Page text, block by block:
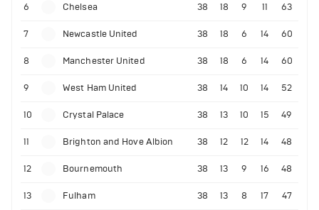
6 Chelsea 38 18 9 11 63
7 Newcastle United 38 18 6 14 60
8 Manchester United 38 18 6 14 60
9 West Ham United 38 14 10 14 52
10 Crystal Palace 38 13 10 15 49
11 Brighton and Hove Albion 38 12 12 14 48
12 Bournemouth 38 13 9 16 48
13 Fulham 38 13 8 17 47